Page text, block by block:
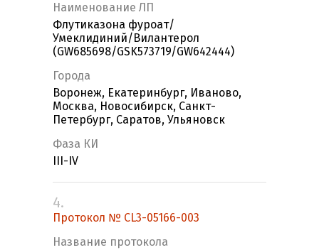
Наименование ЛП
Флутиказона фуроат/
Умеклидиний/Вилантерол
(GW685698/GSK573719/GW642444)
Города
Воронеж, Екатеринбург, Иваново,
Москва, Новосибирск, Санкт-
Петербург, Саратов, Ульяновск
Фаза КИ
III-IV
4.
Протокол № CL3-05166-003
Название протокола